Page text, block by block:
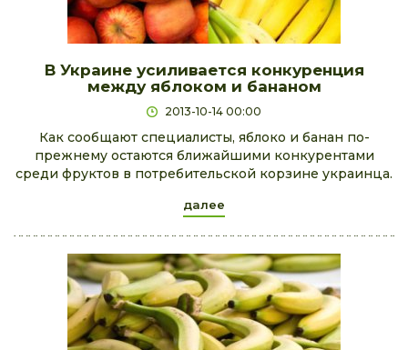
В Украине усиливается конкуренция
между яблоком и бананом
2013-10-14 00:00
Как сообщают специалисты, яблоко и банан по-
прежнему остаются ближайшими конкурентами
среди фруктов в потребительской корзине украинца.
далее